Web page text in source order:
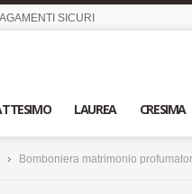
SICURI
LAUREA CRESIMA
Bomboniera matrimonio